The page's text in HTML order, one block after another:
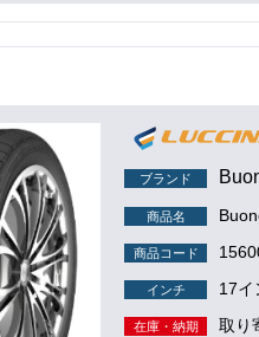
ブランド
商品名
商品コード
インチ 17イ
在庫・納期 取り